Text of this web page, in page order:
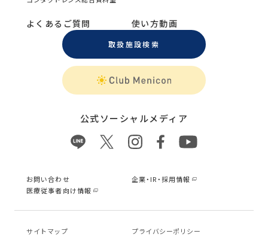
よくあるご質問 使い方動画
取扱施設検索
公式ソーシャルメディア
お問い合わせ
企業・IR・採用情報
医療従事者向け情報
サイトマップ
プライバシーポリシー